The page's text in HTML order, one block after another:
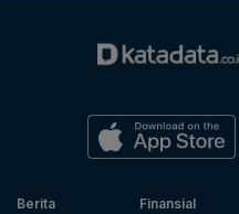
Berita
Finansial